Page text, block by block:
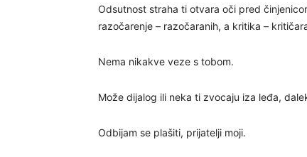
Odsutnost straha ti otvara oči pred
razočarenje – razočaranih, a kritika –
Nema nikakve veze s tobom.
Može dijalog ili neka ti zvocaju iza leđa,
Odbijam se plašiti, prijatelji moji.